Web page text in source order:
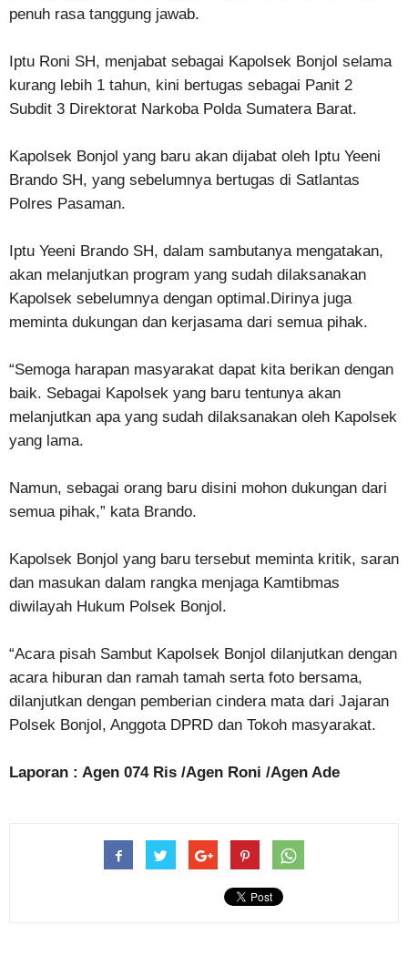
penuh rasa tanggung jawab.
Iptu Roni SH, menjabat sebagai Kapolsek Bonjol selama
kurang lebih 1 tahun, kini bertugas sebagai Panit 2
Subdit 3 Direktorat Narkoba Polda Sumatera Barat.
Kapolsek Bonjol yang baru akan dijabat oleh Iptu Yeeni
Brando SH, yang sebelumnya bertugas di Satlantas
Polres Pasaman.
Iptu Yeeni Brando SH, dalam sambutanya mengatakan,
akan melanjutkan program yang sudah dilaksanakan
Kapolsek sebelumnya dengan optimal.Dirinya juga
meminta dukungan dan kerjasama dari semua pihak.
“Semoga harapan masyarakat dapat kita berikan dengan
baik. Sebagai Kapolsek yang baru tentunya akan
melanjutkan apa yang sudah dilaksanakan oleh Kapolsek
yang lama.
Namun, sebagai orang baru disini mohon dukungan dari
semua pihak,” kata Brando.
Kapolsek Bonjol yang baru tersebut meminta kritik, saran
dan masukan dalam rangka menjaga Kamtibmas
diwilayah Hukum Polsek Bonjol.
“Acara pisah Sambut Kapolsek Bonjol dilanjutkan dengan
acara hiburan dan ramah tamah serta foto bersama,
dilanjutkan dengan pemberian cindera mata dari Jajaran
Polsek Bonjol, Anggota DPRD dan Tokoh masyarakat.
Laporan : Agen 074 Ris /Agen Roni /Agen Ade